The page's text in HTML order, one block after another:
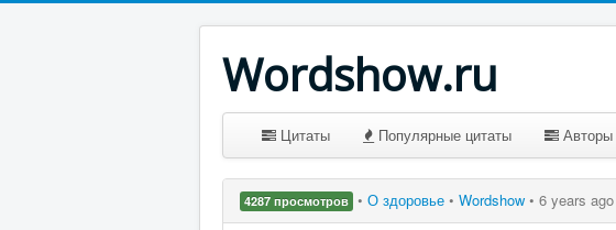
Wordshow.ru
Цитаты Популярные цитаты Авторы
4287 просмотров • О здоровье • Wordshow • 6 years ago